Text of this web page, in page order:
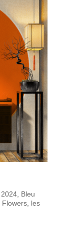
2024, Bleu
Flowers, les